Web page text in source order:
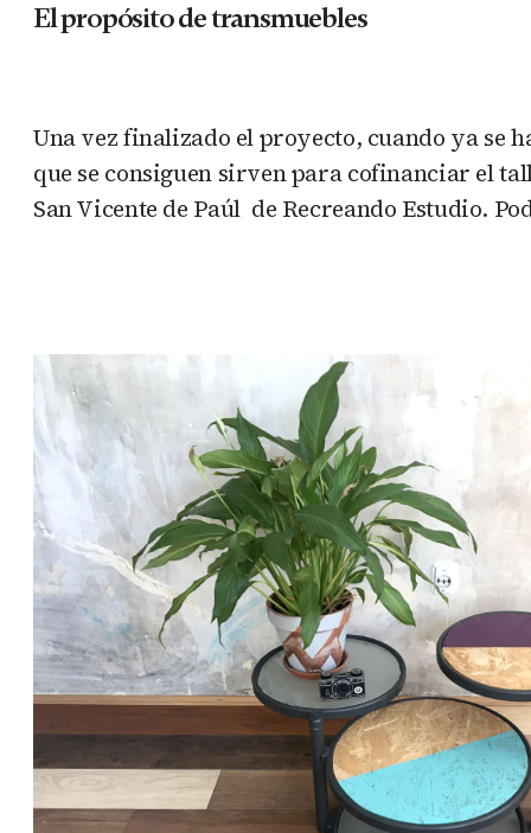
El propósito de transmuebles
Una vez finalizado el proyecto, cuando ya se
que se consiguen sirven para cofinanciar el
San Vicente de Paúl de Recreando Estudio.